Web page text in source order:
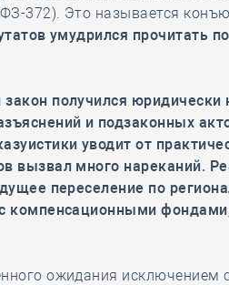
372). Это называется
умудрился прочитать
закон получился
и подзаконных
уводит от
вызвал много нареканий.
переселение по
компенсационными
ожидания исключением